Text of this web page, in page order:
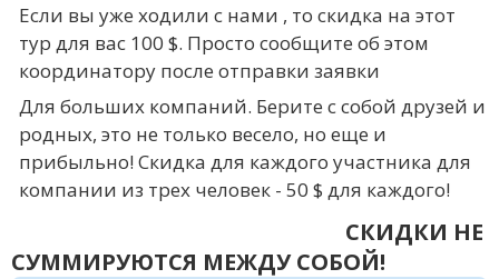
Если вы уже ходили с нами , то скидка на этот
тур для вас 100 $. Просто сообщите об этом
координатору после отправки заявки
Для больших компаний. Берите с собой друзей и
родных, это не только весело, но еще и
прибыльно! Скидка для каждого участника для
компании из трех человек - 50 $ для каждого!
СКИДКИ НЕ
СУММИРУЮТСЯ МЕЖДУ СОБОЙ!